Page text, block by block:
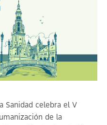
Sanidad celebra el V
de la